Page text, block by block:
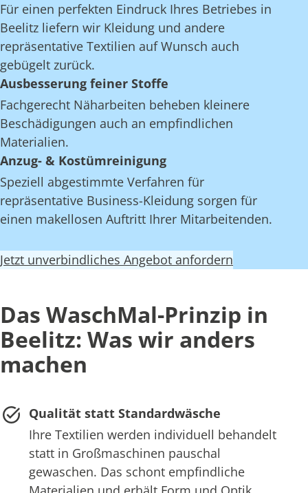
Für einen perfekten Eindruck Ihres Betriebes in
Beelitz liefern wir Kleidung und andere
repräsentative Textilien auf Wunsch auch
gebügelt zurück.
Ausbesserung feiner Stoffe
Fachgerecht Näharbeiten beheben kleinere
Beschädigungen auch an empfindlichen
Materialien.
Anzug- & Kostümreinigung
Speziell abgestimmte Verfahren für
repräsentative Business-Kleidung sorgen für
einen makellosen Auftritt Ihrer Mitarbeitenden.
Jetzt unverbindliches Angebot anfordern
Das WaschMal-Prinzip in
Beelitz: Was wir anders
machen
Qualität statt Standardwäsche
Ihre Textilien werden individuell behandelt
statt in Großmaschinen pauschal
gewaschen. Das schont empfindliche